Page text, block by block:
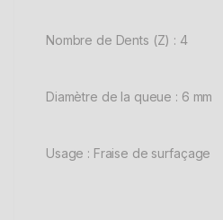
Nombre de Dents (Z) : 4
Diamètre de la queue : 6 mm
Usage : Fraise de surfaçage